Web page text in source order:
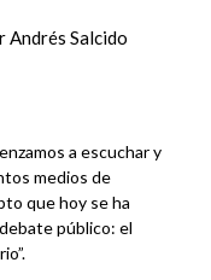
Andrés Salcido
a escuchar y
medios de
que hoy se ha
público: el